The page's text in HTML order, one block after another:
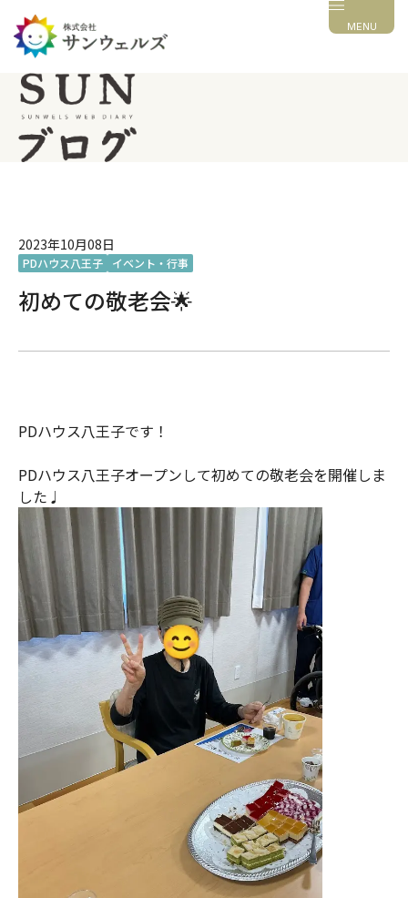
MENU
2023年10月08日
PDハウス八王子 イベント・行事
初めての敬老会🌟
PDハウス八王子です！
PDハウス八王子オープンして初めての敬老会を開催しま
した♩